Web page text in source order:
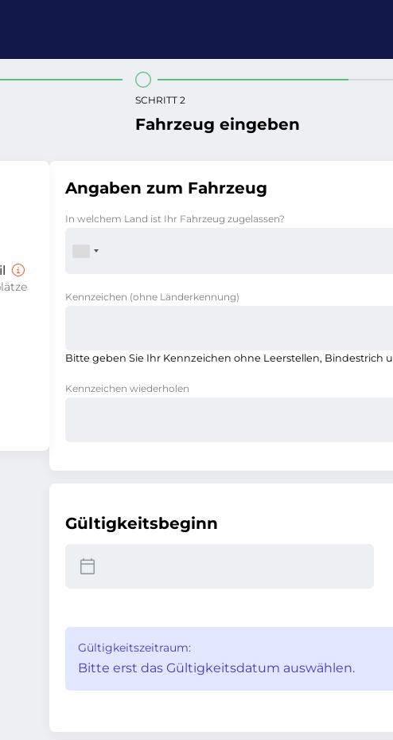
SCHRITT 2
Fahrzeug eingeben
Angaben zum Fahrzeug
In welchem Land ist Ihr Fahrzeug zugelassen?
Kennzeichen (ohne Länderkennung)
Bitte geben Sie Ihr Kennzeichen ohne Leerstellen, Bindestrich
Kennzeichen wiederholen
Gültigkeitsbeginn
Gültigkeitszeitraum:
Bitte erst das Gültigkeitsdatum auswählen.